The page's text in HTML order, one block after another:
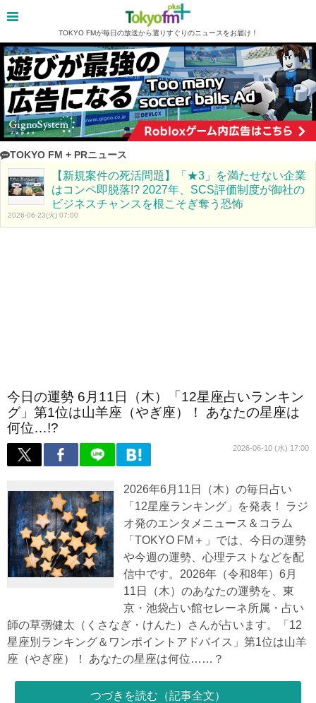
TOKYO FMが毎日の放送から選りすぐりのニュースをお届け！
TOKYO FM + PRニュース
【新規案件の死活問題】「★3」を満たせない企業
はコンペ即脱落!? 2027年、SCS評価制度が御社の
ビジネスチャンスを根こそぎ奪う恐怖
2026-06-23(火) 07:00
今日の運勢 6月11日（木）「12星座占いランキン
グ」第1位は山羊座（やぎ座）！ あなたの星座は
何位…!?
2026-06-10 (水) 17:00
2026年6月11日（木）の毎日占い
「12星座ランキング」を発表！ ラジ
オ発のエンタメニュース＆コラム
「TOKYO FM＋」では、今日の運勢
や今週の運勢、心理テストなどを配
信中です。2026年（令和8年）6月
11日（木）のあなたの運勢を、東
京・池袋占い館セレーネ所属・占い
師の草彅健太（くさなぎ・けんた）さんが占います。「12
星座別ランキング＆ワンポイントアドバイス」第1位は山羊
座（やぎ座）！ あなたの星座は何位……？
つづきを読む（記事全文）